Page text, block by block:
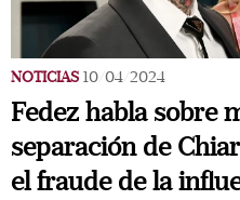
NOTICIAS 10/04/2024
Fedez habla sobre
separación de
el fraude de la